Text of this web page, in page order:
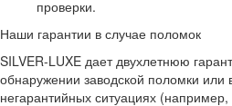
проверки.
Наши гарантии в случае поломок
SILVER-LUXE дает двухлетнюю
обнаружении заводской поломки или
негарантийных ситуациях